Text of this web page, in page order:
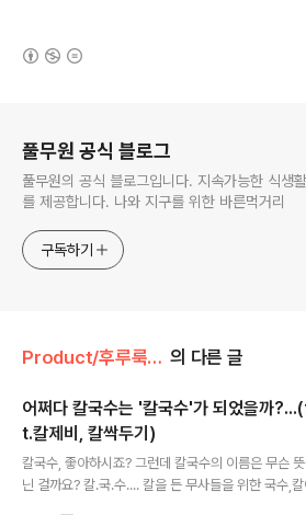
풀무원 공식 블로그
풀무원의 공식 블로그입니다. 지속가능한 식생
를 제공합니다. 나와 지구를 위한 바른먹거리
구독하기
Product/후루룩! 라면데이 의 다른 글
어쩌다 칼국수는 '칼국수'가 되었을까
t.칼제비, 칼싹두기)
칼국수, 좋아하시죠? 그런데 칼국수의 이름은 무슨 뜻
닌 걸까요? 칼.국.수.... 칼을 든 무사들을 위한 국수,칼